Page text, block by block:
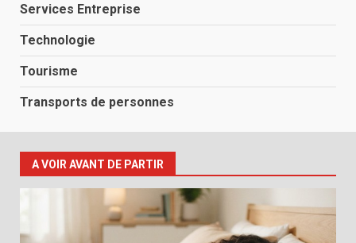
Services Entreprise
Technologie
Tourisme
Transports de personnes
A VOIR AVANT DE PARTIR